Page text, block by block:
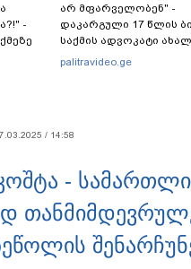
-
არ მფარველობენ" -
დაკარგული 17 წლის
საქმის ადვოკატი ახალ
გარემოებებზე
palitravideo.ge
/ 14:58
-